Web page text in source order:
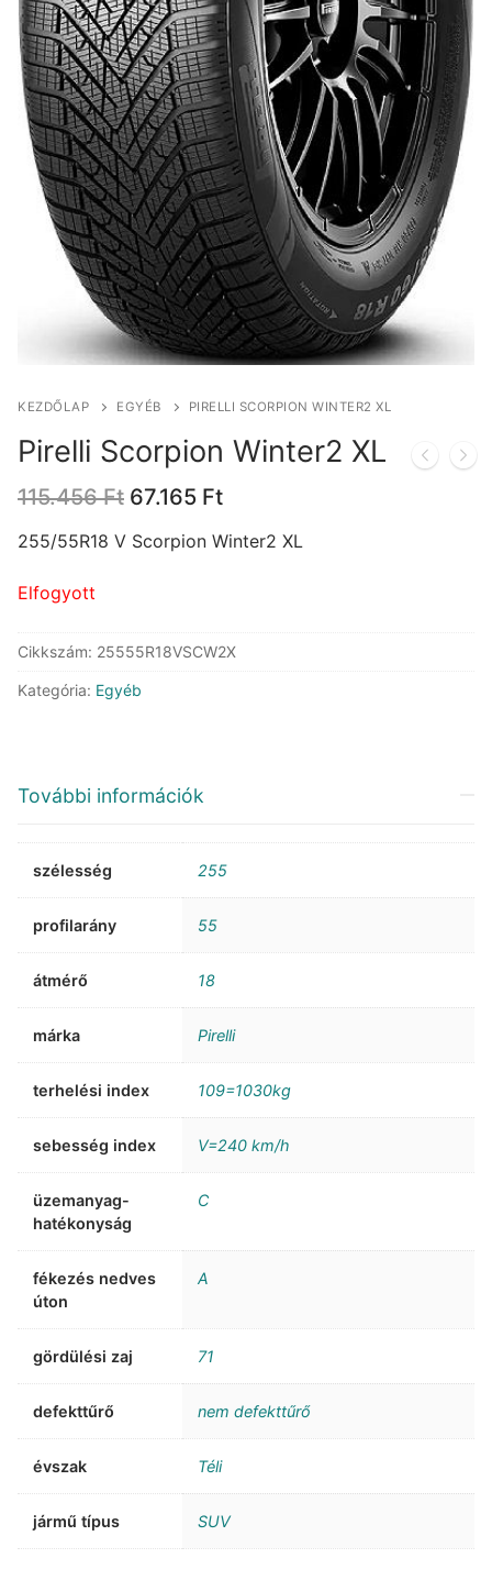
KEZDŐLAP EGYÉB PIRELLI SCORPION WINTER2 XL
Pirelli Scorpion Winter2 XL
115.456Ft Original
was:
67.165 FtCurrent
is:
255/55R18 V Scorpion Winter2 XL
Elfogyott
Cikkszám: 25555R18VSCW2X
Kategória: Egyéb
További információk
szélesség 255
profilarány 55
átmérő 18
márka Pirelli
terhelési index 109=1030kg
sebesség index V=240 km/h
üzemanyag-
hatékonyság
C
fékezés nedves
úton
A
gördülési zaj 71
defekttűrő nem defekttűrő
évszak Téli
jármű típus SUV